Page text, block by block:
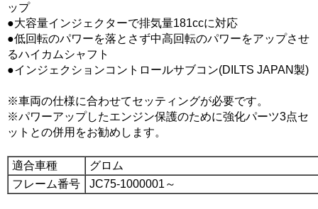
ップ
●大容量インジェクターで排気量181ccに対応
●低回転のパワーを落とさず中高回転のパワーをアップさせ
るハイカムシャフト
●インジェクションコントロールサブコン(DILTS JAPAN製)
※車両の仕様に合わせてセッティングが必要です。
※パワーアップしたエンジン保護のために強化パーツ3点セ
ットとの併用をお勧めします。
適合車種
グロム
フレーム番号
JC75-1000001～